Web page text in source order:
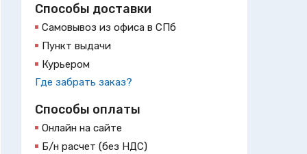
Способы доставки
Самовывоз из офиса в СПб
Пункт выдачи
Курьером
Где забрать заказ?
Способы оплаты
Онлайн на сайте
Б/н расчет (без НДС)